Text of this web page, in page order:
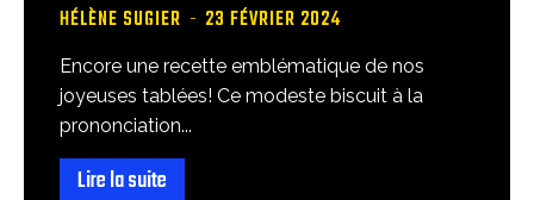
HÉLÈNE SUGIER - 23 FÉVRIER 2024
Encore une recette emblématique de nos
joyeuses tablées! Ce modeste biscuit à la
prononciation...
Lire la suite